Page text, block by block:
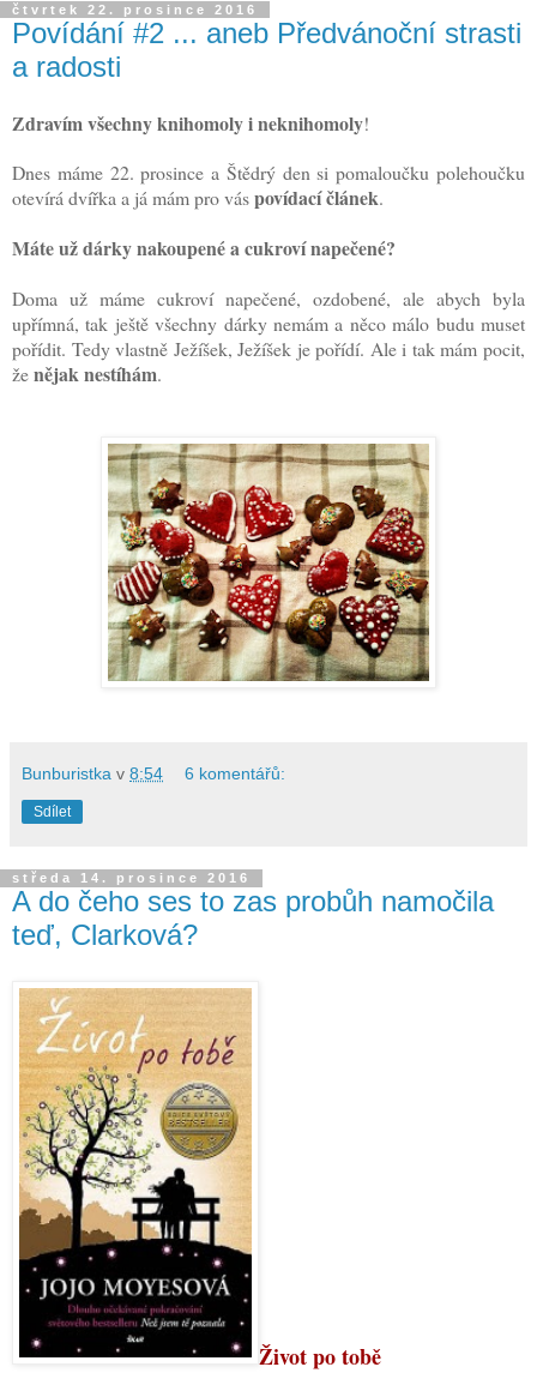
čtvrtek 22. prosince 2016
Povídání #2 ... aneb Předvánoční strasti
a radosti
Zdravím všechny knihomoly i neknihomoly!
Dnes máme 22. prosince a Štědrý den si pomaloučku polehoučku
otevírá dvířka a já mám pro váspovídací článek.
Máte už dárky nakoupené a cukroví napečené?
Doma už máme cukroví napečené, ozdobené, ale abych byla
upřímná, tak ještě všechny dárky nemám a něco málo budu muset
pořídit. Tedy vlastně Ježíšek, Ježíšek je pořídí. Ale i tak mám pocit,
ženějak nestíhám.
Bunburistka v 8:54 6 komentářů:
Sdílet
středa 14. prosince 2016
A do čeho ses to zas probůh namočila
teď, Clarková?
Život po tobě